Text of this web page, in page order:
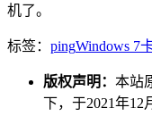
机了。
标签： pingWindows 7
版权声明： 本站
下，于2021年12